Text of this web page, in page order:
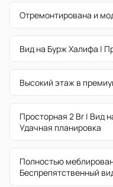
Отремонтирована и
Вид на Бурж Халифа |
Высокий этаж в
Просторная 2 Br | Вид
Удачная планировка
Полностью
Беспрепятственный